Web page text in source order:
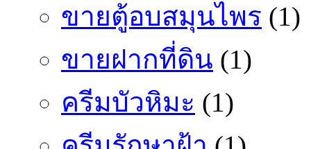
ขายตู้อบสมุนไพร (1)
ขายฝากที่ดิน (1)
ครีมบัวหิมะ (1)